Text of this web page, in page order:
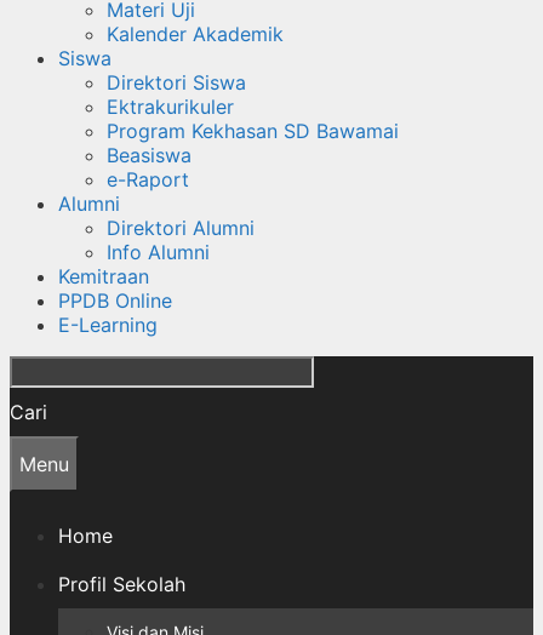
Materi Uji
Kalender Akademik
Siswa
Direktori Siswa
Ektrakurikuler
Program Kekhasan SD Bawamai
Beasiswa
e-Raport
Alumni
Direktori Alumni
Info Alumni
Kemitraan
PPDB Online
E-Learning
Cari
Menu
Home
Profil Sekolah